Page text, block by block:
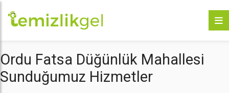
Ordu Fatsa Düğünlük Mahallesi
Sunduğumuz Hizmetler